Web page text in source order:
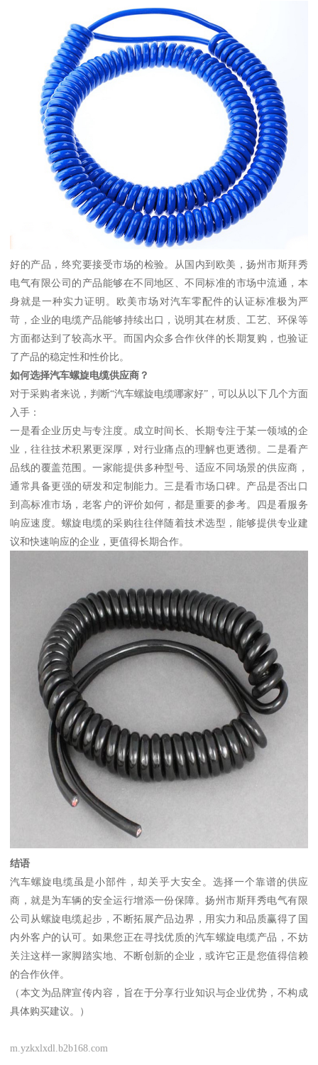
好的产品，终究要接受市场的检验。从国内到欧美，扬州市斯拜秀
电气有限公司的产品能够在不同地区、不同标准的市场中流通，本
身就是一种实力证明。欧美市场对汽车零配件的认证标准极为严
苛，企业的电缆产品能够持续出口，说明其在材质、工艺、环保等
方面都达到了较高水平。而国内众多合作伙伴的长期复购，也验证
了产品的稳定性和性价比。
如何选择汽车螺旋电缆供应商？
对于采购者来说，判断“汽车螺旋电缆哪家好”，可以从以下几个方面
入手：
一是看企业历史与专注度。成立时间长、长期专注于某一领域的企
业，往往技术积累更深厚，对行业痛点的理解也更透彻。二是看产
品线的覆盖范围。一家能提供多种型号、适应不同场景的供应商，
通常具备更强的研发和定制能力。三是看市场口碑。产品是否出口
到高标准市场，老客户的评价如何，都是重要的参考。四是看服务
响应速度。螺旋电缆的采购往往伴随着技术选型，能够提供专业建
议和快速响应的企业，更值得长期合作。
结语
汽车螺旋电缆虽是小部件，却关乎大安全。选择一个靠谱的供应
商，就是为车辆的安全运行增添一份保障。扬州市斯拜秀电气有限
公司从螺旋电缆起步，不断拓展产品边界，用实力和品质赢得了国
内外客户的认可。如果您正在寻找优质的汽车螺旋电缆产品，不妨
关注这样一家脚踏实地、不断创新的企业，或许它正是您值得信赖
的合作伙伴。
（本文为品牌宣传内容，旨在于分享行业知识与企业优势，不构成
具体购买建议。）
m.yzkxlxdl.b2b168.com